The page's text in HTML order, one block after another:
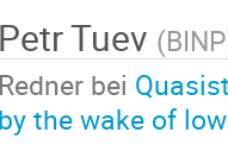
Petr Tuev (BINP
Redner bei
by the wake of